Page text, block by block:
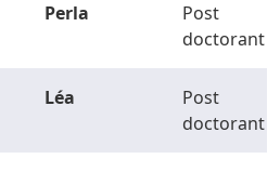
Perla
Post
doctorant
Léa
Post
doctorant